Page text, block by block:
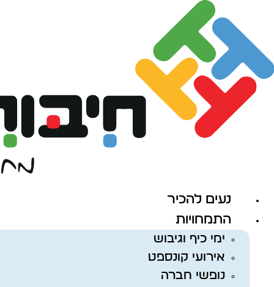
נעים להכיר
התמחויות
ימי כיף וגיבוש
אירועי קונספט
נופשי חברה